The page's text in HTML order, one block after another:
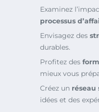
Examinez
processus
Envisagez des
durables.
Profitez des
mieux vous
Créez un réseau
idées et des